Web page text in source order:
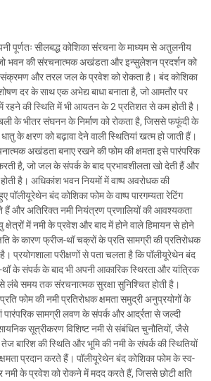
पूर्णतः सीलबद्ध कोशिका संरचना के माध्यम से अतुलनीय
जो भवन की संरचनात्मक अखंडता और इन्सुलेशन प्रदर्शन को
और तरल जल के प्रवेश को रोकता है। बंद कोशिका
दर के साथ एक अभेद्य बाधा बनाता है, जो आमतौर पर
की स्थिति में भी आयतन के 2 प्रतिशत से कम होती है।
के भीतर संघनन के निर्माण को रोकता है, जिससे फफूंदी के
के क्षरण को बढ़ावा देने वाली स्थितियां खत्म हो जाती हैं।
अखंडता बनाए रखने की फोम की क्षमता इसे पारंपरिक
है, जो जल के संपर्क के बाद प्रभावशीलता खो देती हैं और
है। अधिकांश भवन नियमों में वाष्प अवरोधक की
बंद कोशिका फोम के वाष्प पारगम्यता रेटिंग
हैं और अतिरिक्त नमी नियंत्रण प्रणालियों की आवश्यकता
में नमी के प्रवेश और बाद में होने वाले हिमायन से होने
के कारण फ्रीज-थॉ चक्रों के प्रति सामग्री की प्रतिरोधक
प्रयोगशाला परीक्षणों से पता चलता है कि पॉलीयूरेथेन बंद
थॉ के संपर्क के बाद भी अपनी आकारिक स्थिरता और यांत्रिक
लंबे समय तक संरचनात्मक सुरक्षा सुनिश्चित होती है।
फोम की नमी प्रतिरोधक क्षमता समुद्री अनुप्रयोगों के
पारंपरिक सामग्री लवण के संपर्क और आर्द्रता से जल्दी
सूत्रीकरण विशिष्ट नमी से संबंधित चुनौतियों, जैसे
बारिश की स्थिति और भूमि की नमी के संपर्क की स्थितियों
प्रदान करते हैं। पॉलीयूरेथेन बंद कोशिका फोम के स्व-
नमी के प्रवेश को रोकने में मदद करते हैं, जिससे छोटी क्षति